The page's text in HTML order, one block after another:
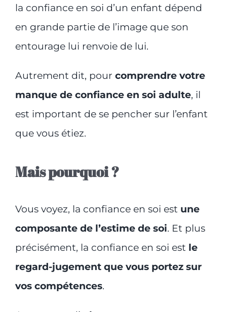
la confiance en soi d’un enfant dépend
en grande partie de l’image que son
entourage lui renvoie de lui.
Autrement dit, pour comprendre votre
manque de confiance en soi adulte, il
est important de se pencher sur l’enfant
que vous étiez.
Mais pourquoi ?
Vous voyez, la confiance en soi est une
composante de l’estime de soi. Et plus
précisément, la confiance en soi est le
regard-jugement que vous portez sur
vos compétences.